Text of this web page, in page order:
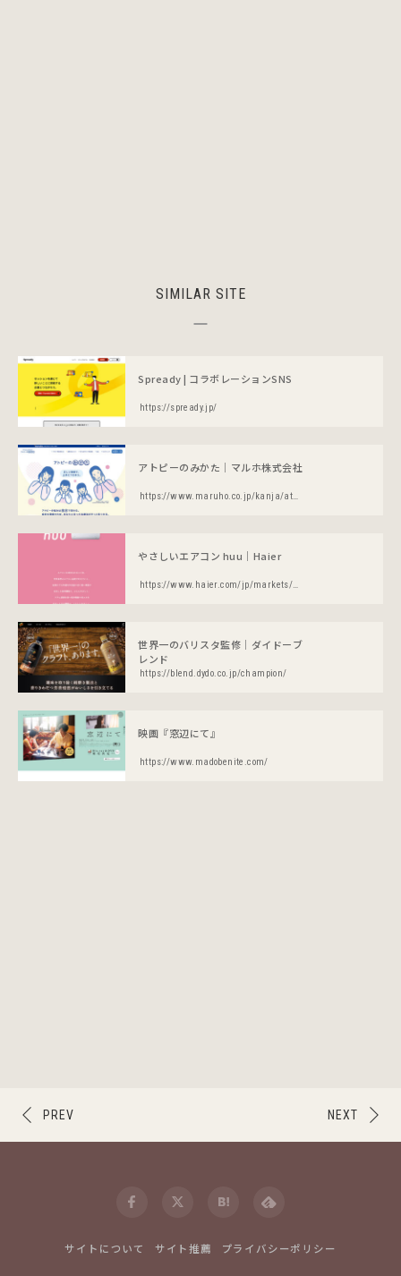
SIMILAR SITE
Spready | コラボレーションSNS
https://spready.jp/
アトピーのみかた｜マルホ株式会社
https://www.maruho.co.jp/kanja/atopic/
やさしいエアコン huu｜Haier
https://www.haier.com/jp/markets/huu/
世界一のバリスタ監修｜ダイドーブ
レンド
https://blend.dydo.co.jp/champion/
映画『窓辺にて』
https://www.madobenite.com/
NEXT
PREV
サイトについて サイト推薦 プライバシーポリシー